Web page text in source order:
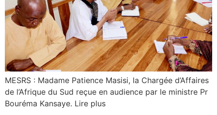
MESRS : Madame Patience Masisi, la Chargée d’Affaires
de l’Afrique du Sud reçue en audience par le ministre Pr
Bouréma Kansaye. Lire plus